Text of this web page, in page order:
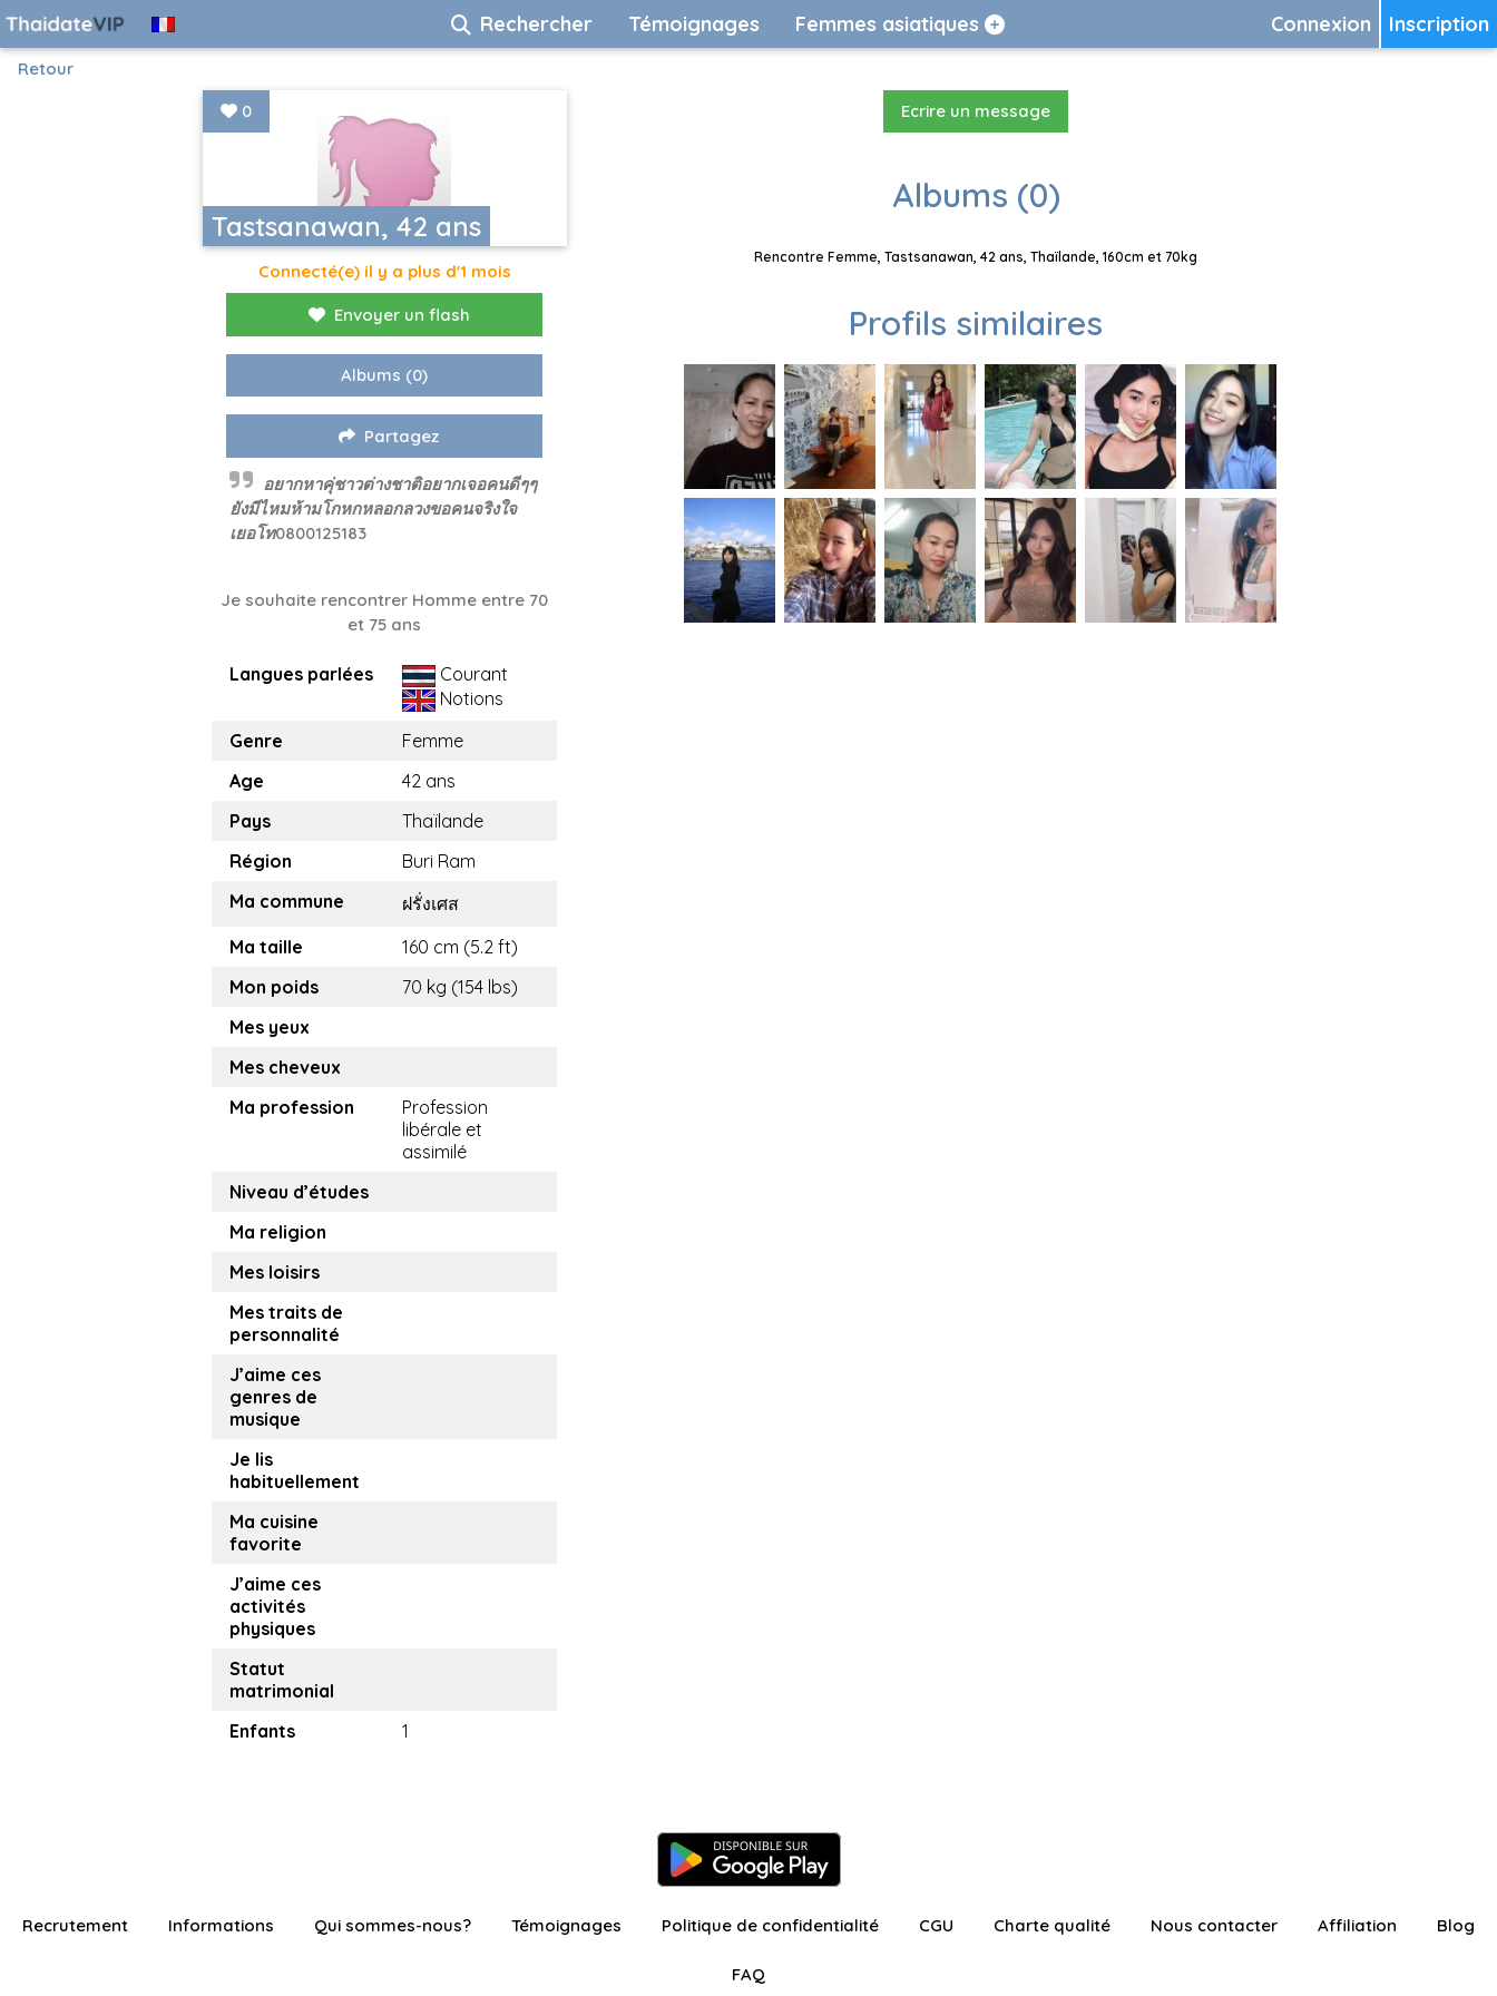
Inscription
Connexion
Rechercher Témoignages Femmes asiatiques
Retour
Tastsanawan, 42 ans
0
Connecté(e) il y a plus d'1 mois
Envoyer un flash
Albums (0)
Partagez
อยากหาคุ่ชาวต่างชาติอยากเจอคนดีๆๆ
ยังมีไหมห้ามโกหกหลอกลวงขอคนจริงใจ
เยอโท0800125183
Je souhaite rencontrer Homme entre 70
et 75 ans
Langues parlées
Courant
Notions
Genre
Femme
Age
42 ans
Pays
Thaïlande
Région
Buri Ram
Ma commune
ฝรั่งเศส
Ma taille
160 cm (5.2 ft)
Mon poids
70 kg (154 lbs)
Mes yeux
Mes cheveux
Ma profession
Profession
libérale et
assimilé
Niveau d’études
Ma religion
Mes loisirs
Mes traits de
personnalité
J’aime ces
genres de
musique
Je lis
habituellement
Ma cuisine
favorite
J’aime ces
activités
physiques
Statut
matrimonial
Enfants
1
Ecrire un message
Albums (0)
Rencontre Femme, Tastsanawan, 42 ans, Thaïlande, 160cm et 70kg
Profils similaires
Recrutement Informations Qui sommes-nous? Témoignages Politique de confidentialité CGU Charte qualité Nous contacter Affiliation Blog
FAQ